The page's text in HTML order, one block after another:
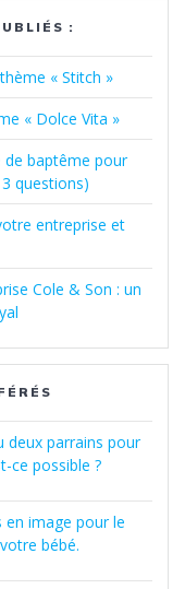
:
« Stitch »
« Dolce Vita »
de baptême pour
questions)
entreprise et
Cole & Son : un
deux parrains pour
ce possible ?
en image pour le
bébé.